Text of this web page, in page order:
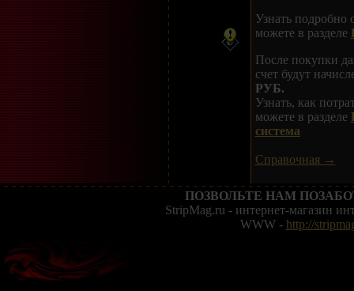
Узнать подробно
можете в разделе
После покупки
счет будут
РУБ.
Узнать, как
можете в разделе
система
Справочная →
ПОЗВОЛЬТЕ НАМ
StripMag.ru - интернет-магазин
WWW - http://